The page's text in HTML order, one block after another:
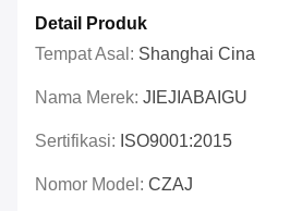
Detail Produk
Tempat Asal: Shanghai Cina
Nama Merek: JIEJIABAIGU
Sertifikasi: ISO9001:2015
Nomor Model: CZAJ